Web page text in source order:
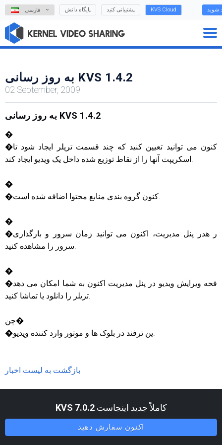
فارسی پایگاه دانش پشتیبانی کنید KVS Cloud شوید
به روز رسانی KVS 1.4.2
02 September, 2009
به روز رسانی KVS 1.4.2
�
�کنون می توانید تعیین کنید که چند قسمت تریلر ایجاد شود تا
اسکریپت آنها را از نقاط توزیع شده داخل یک ویدیو ایجاد کند.
�
�کنون گروه بندی منابع محتوا اضافه شده است.
�
�ر هدر پنل مدیریت، اکنون می توانید زمان سرور و بارگذاری
سرور را مشاهده کنید.
�
�فحه ویرایش ویدیو در پنل مدیریت اکنون به شما امکان می دهد
تریلر را دانلود یا تماشا کنید.
چن�
�ین ترفند در بلوک ها و موتور وارد کننده ویدیو.
بازگشت به لیست اخبار
KVS 7.0.2 کاملاً جدید اینجاست
اکنون سفارش دهید